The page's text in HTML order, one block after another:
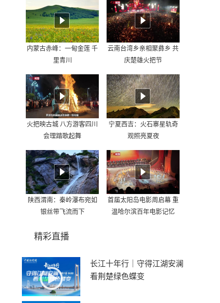
内蒙古赤峰：一甸金莲 千
里青川
云南台湾乡亲相聚彝乡 共
庆楚雄火把节
火把映古城 八方游客四川
会理踏歌起舞
宁夏西吉：火石寨星轨奇
观照亮夏夜
陕西渭南：秦岭瀑布宛如
银丝带飞流而下
首届太阳岛电影周启幕 重
温哈尔滨百年电影记忆
精彩直播
长江十年行｜守得江湖安澜
看荆楚绿色蝶变